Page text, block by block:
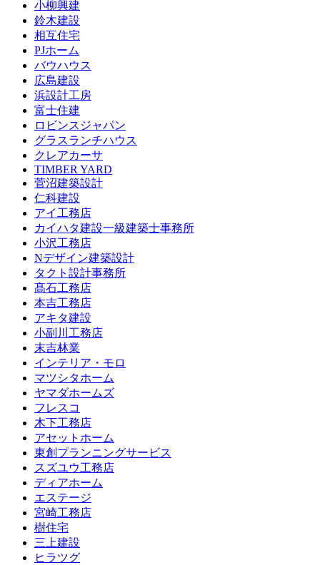
小柳興建
鈴木建設
相互住宅
PJホーム
バウハウス
広島建設
浜設計工房
富士住建
ロビンスジャパン
グラスランチハウス
クレアカーサ
TIMBER YARD
菅沼建築設計
仁科建設
アイ工務店
カイハタ建設一級建築士事務所
小沢工務店
Nデザイン建築設計
タクト設計事務所
髙石工務店
本吉工務店
アキタ建設
小副川工務店
末吉林業
インテリア・モロ
マツシタホーム
ヤマダホームズ
フレスコ
木下工務店
アセットホーム
東創プランニングサービス
スズユウ工務店
ディアホーム
エステージ
宮崎工務店
樹住宅
三上建設
ヒラツグ